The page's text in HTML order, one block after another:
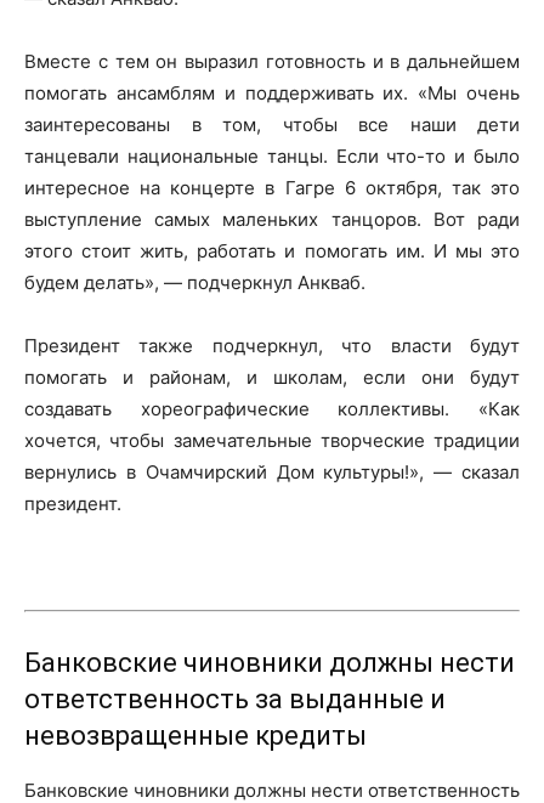
Вместе с тем он выразил готовность и в дальнейшем
помогать ансамблям и поддерживать их. «Мы очень
заинтересованы в том, чтобы все наши дети
танцевали национальные танцы. Если что-то и было
интересное на концерте в Гагре 6 октября, так это
выступление самых маленьких танцоров. Вот ради
этого стоит жить, работать и помогать им. И мы это
будем делать», — подчеркнул Анкваб.
Президент также подчеркнул, что власти будут
помогать и районам, и школам, если они будут
создавать хореографические коллективы. «Как
хочется, чтобы замечательные творческие традиции
вернулись в Очамчирский Дом культуры!», — сказал
президент.
Банковские чиновники должны нести
ответственность за выданные и
невозвращенные кредиты
Банковские чиновники должны нести ответственность